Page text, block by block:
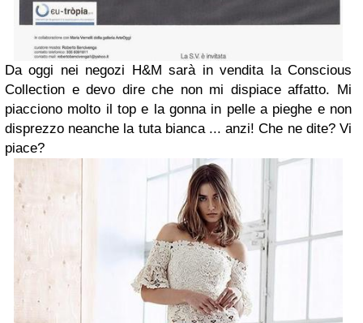
Da oggi nei negozi H&M sarà in vendita la Conscious
Collection e devo dire che non mi dispiace affatto. Mi
piacciono molto il top e la gonna in pelle a pieghe e non
disprezzo neanche la tuta bianca ... anzi! Che ne dite? Vi
piace?